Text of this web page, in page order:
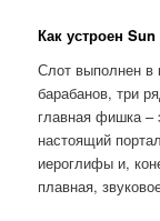
Как устроен
Слот выполнен в
барабанов, три
главная фишка –
настоящий
иероглифы и,
плавная,